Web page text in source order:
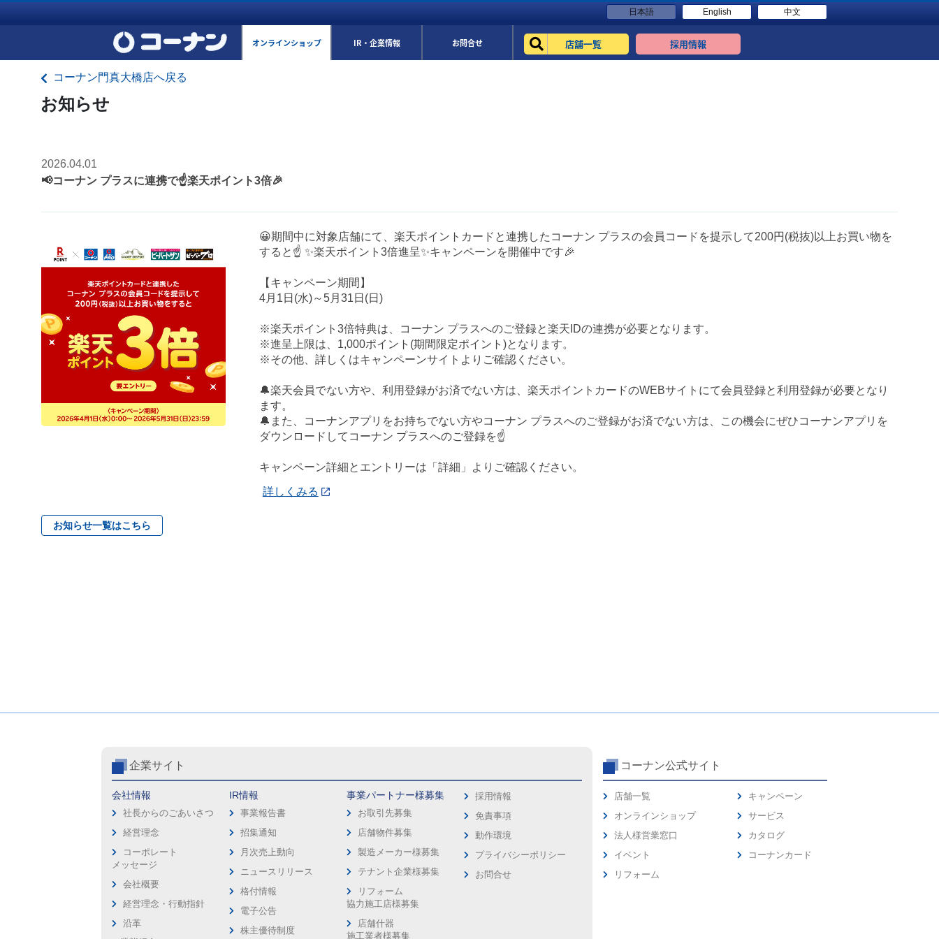
日本語 English 中文
オンラインショップ IR・企業情報 お問合せ 店舗一覧 採用情報
コーナン門真大橋店へ戻る
お知らせ
2026.04.01
📢コーナン プラスに連携で☝️楽天ポイント3倍🎉
😀期間中に対象店舗にて、楽天ポイントカードと連携したコーナン プラスの会員コードを提示して200円(税抜)以上お買い物を
すると☝️ ✨楽天ポイント3倍進呈✨キャンペーンを開催中です🎉
【キャンペーン期間】
4月1日(水)～5月31日(日)
※楽天ポイント3倍特典は、コーナン プラスへのご登録と楽天IDの連携が必要となります。
※進呈上限は、1,000ポイント(期間限定ポイント)となります。
※その他、詳しくはキャンペーンサイトよりご確認ください。
🔔楽天会員でない方や、利用登録がお済でない方は、楽天ポイントカードのWEBサイトにて会員登録と利用登録が必要となり
ます。
🔔また、コーナンアプリをお持ちでない方やコーナン プラスへのご登録がお済でない方は、この機会にぜひコーナンアプリを
ダウンロードしてコーナン プラスへのご登録を☝️
キャンペーン詳細とエントリーは「詳細」よりご確認ください。
詳しくみる
お知らせ一覧はこちら
企業サイト
会社情報
社長からのごあいさつ
経営理念
コーポレート
メッセージ
会社概要
経営理念・行動指針
沿革
IR情報
事業報告書
招集通知
月次売上動向
ニュースリリース
格付情報
電子公告
株主優待制度
事業パートナー様募集
お取引先募集
店舗物件募集
製造メーカー様募集
テナント企業様募集
リフォーム
協力施工店様募集
店舗什器
施工業者様募集
採用情報
免責事項
動作環境
プライバシーポリシー
お問合せ
コーナン公式サイト
店舗一覧
オンラインショップ
法人様営業窓口
イベント
リフォーム
キャンペーン
サービス
カタログ
コーナンカード